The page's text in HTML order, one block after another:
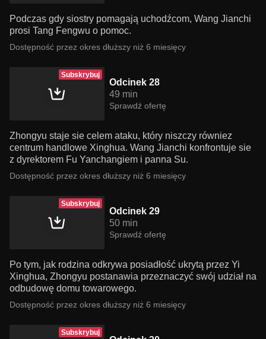
Podczas gdy siostry pomagają uchodźcom, Wang Jianchi
prosi Tang Fengwu o pomoc.
Dostępność przez okres dłuższy niż 6 miesięcy
Subskrybuj
Odcinek 28
49 min
Sprawdź ofertę
Zhongyu staje sie celem ataku, który niszczy równiez
centrum handlowe Xinghua. Wang Jianchi konfrontuje sie
z dyrektorem Fu Yanchangiem i panna Su.
Dostępność przez okres dłuższy niż 6 miesięcy
Subskrybuj
Odcinek 29
50 min
Sprawdź ofertę
Po tym, jak rodzina odkrywa posiadłość ukrytą przez Yi
Xinghua, Zhongyu postanawia przeznaczyć swój udział na
odbudowę domu towarowego.
Dostępność przez okres dłuższy niż 6 miesięcy
Subskrybuj